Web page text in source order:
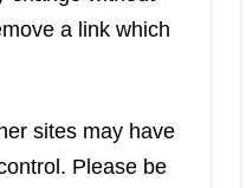
a link which
sites may have
Please be